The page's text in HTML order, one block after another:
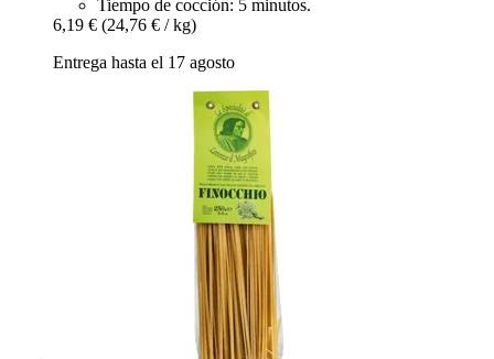
Tiempo de cocción: 5 minutos.
6,19 € (24,76 € / kg)
Entrega hasta el 17 agosto